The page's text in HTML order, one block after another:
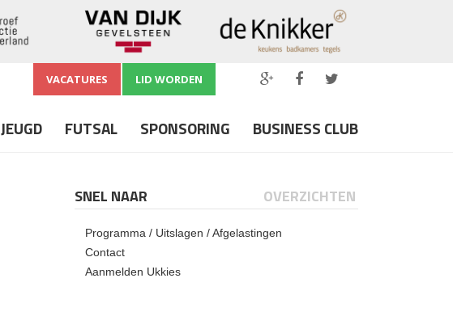
VACATURES LID WORDEN
JEUGD FUTSAL SPONSORING BUSINESS CLUB
SNEL NAAR OVERZICHTEN
Programma / Uitslagen / Afgelastingen
Contact
Aanmelden Ukkies